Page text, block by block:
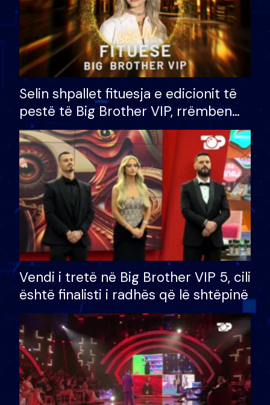
Selin shpallet fituesja e edicionit të
pestë të Big Brother VIP, rrëmben
çmimin e madh prej 100 mijë eurosh
Vendi i tretë në Big Brother VIP 5, cili
është finalisti i radhës që lë shtëpinë